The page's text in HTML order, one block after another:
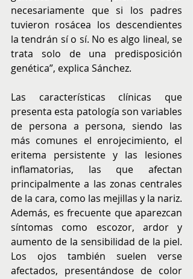
necesariamente que si los padres
tuvieron rosácea los descendientes
la tendrán sí o sí. No es algo lineal, se
trata solo de una predisposición
genética”, explica Sánchez.
Las características clínicas que
presenta esta patología son variables
de persona a persona, siendo las
más comunes el enrojecimiento, el
eritema persistente y las lesiones
inflamatorias, las que afectan
principalmente a las zonas centrales
de la cara, como las mejillas y la nariz.
Además, es frecuente que aparezcan
síntomas como escozor, ardor y
aumento de la sensibilidad de la piel.
Los ojos también suelen verse
afectados, presentándose de color